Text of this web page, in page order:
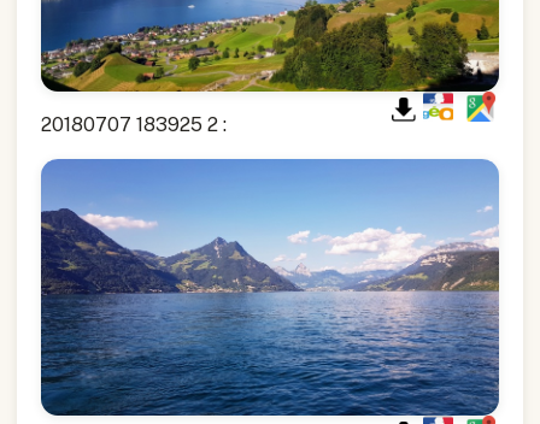
20180707 183925 2 :